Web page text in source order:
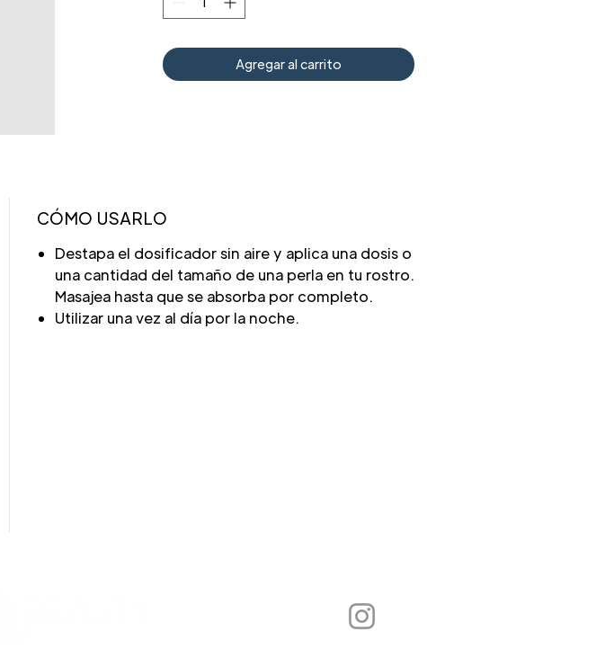
envejecimiento de la piel con una
incluido una bomba sin aire para
dispensar el producto fácilmente
mientras se protege la integridad de la
Agregar al carrito
CÓMO USARLO
Destapa el dosificador sin aire y aplica una dosis o
una cantidad del tamaño de una perla en tu rostro.
Masajea hasta que se absorba por completo.
Utilizar una vez al día por la noche.